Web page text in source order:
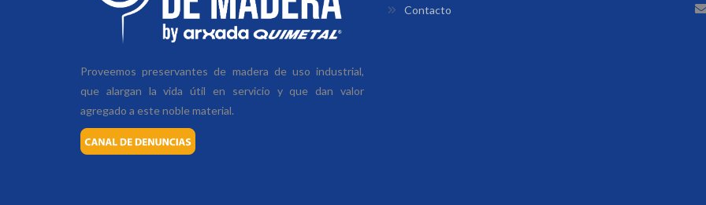
Proveemos preservantes de madera de uso industrial,
que alargan la vida útil en servicio y que dan valor
agregado a este noble material.
Contacto